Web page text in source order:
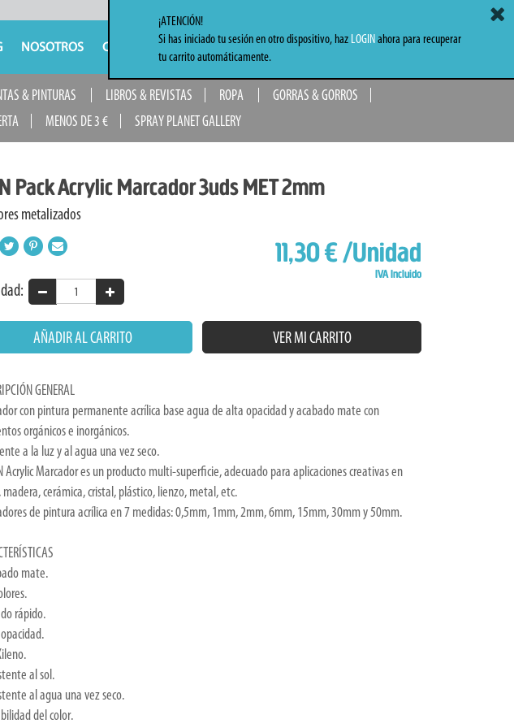
NOSOTROS CONTACTO
& PINTURAS LIBROS & REVISTAS ROPA
GORRAS & GORROS
MENOS DE 3 € SPRAY PLANET GALLERY
Pack Acrylic Marcador 3uds MET 2mm
metalizados
11,30 €/Unidad
IVA Incluido
AÑADIR AL CARRITO VER MI CARRITO
GENERAL
con pintura permanente acrílica base agua de alta opacidad y acabado mate con
orgánicos e inorgánicos.
a la luz y al agua una vez seco.
Acrylic Marcador es un producto multi-superficie, adecuado para aplicaciones creativas en
madera, cerámica, cristal, plástico, lienzo, metal, etc.
de pintura acrílica en 7 medidas: 0,5mm, 1mm, 2mm, 6mm, 15mm, 30mm y 50mm.
mate.
rápido.
al sol.
al agua una vez seco.
del color.
¡ATENCIÓN!
Si has iniciado tu sesión en otro dispositivo, haz LOGINahora para recuperar
tu carrito automáticamente.